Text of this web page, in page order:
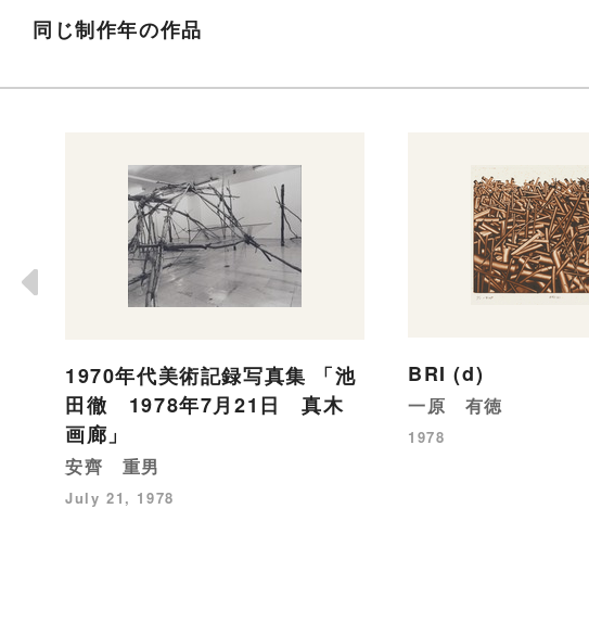
同じ制作年の作品
1970年代美術記録写真集 「池
田徹 1978年7月21日 真木
画廊」
安齊 重男
July 21, 1978
BRI (d)
一原 有徳
1978